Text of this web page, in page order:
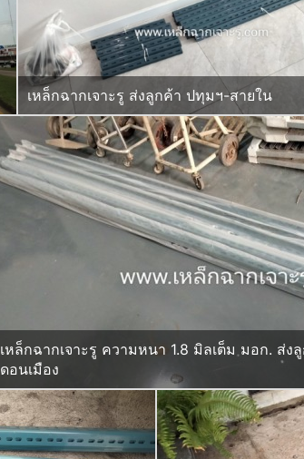
เหล็กฉากเจาะรู ส่งลูกค้า ปทุมฯ-สายใน
เหล็กฉากเจาะรู ความหนา 1.8 มิลเต็ม มอก. ส่ง
ดอนเมือง